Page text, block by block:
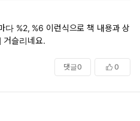
다 %2, %6 이런식으로 책 내용과 상
거슬리네요.
댓글0 0